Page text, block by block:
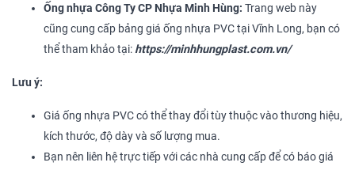
Ống nhựa Công Ty CP Nhựa Minh Hùng: Trang web này
cũng cung cấp bảng giá ống nhựa PVC tại Vĩnh Long, bạn có
thể tham khảo tại:https://minhhungplast.com.vn/
Lưu ý:
Giá ống nhựa PVC có thể thay đổi tùy thuộc vào thương hiệu,
kích thước, độ dày và số lượng mua.
Bạn nên liên hệ trực tiếp với các nhà cung cấp để có báo giá